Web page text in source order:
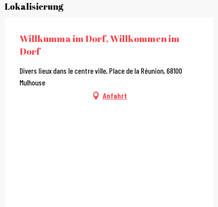
Lokalisierung
Willkumma im Dorf, Willkommen im
Dorf
Divers lieux dans le centre ville, Place de la Réunion, 68100
Mulhouse
Anfahrt